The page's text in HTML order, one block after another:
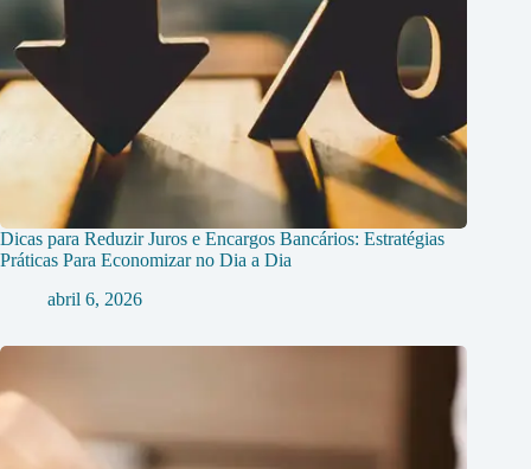
Dicas para Reduzir Juros e Encargos Bancários: Estratégias
Práticas Para Economizar no Dia a Dia
abril 6, 2026